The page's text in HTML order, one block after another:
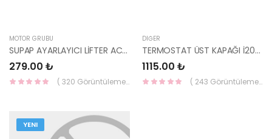
MOTOR GRUBU
SUPAP AYARLAYICI LİFTER ACCENT 95-00 / 00-06 1.3 / GETZ 03-06 1.3 24610-22600-YS
279.00 ₺
( 320 Görüntüleme )
DIĞER
TERMOSTAT ÜST KAPAĞI İ20/BLUE DİZEL 25613-2A750-HMC
1115.00 ₺
( 243 Görüntüleme )
YENI